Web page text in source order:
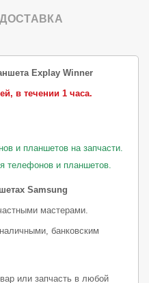
Explay Winner
в течении 1 часа.
и планшетов на запчасти.
телефонов и планшетов.
Samsung
мастерами.
банковским
или запчасть в любой